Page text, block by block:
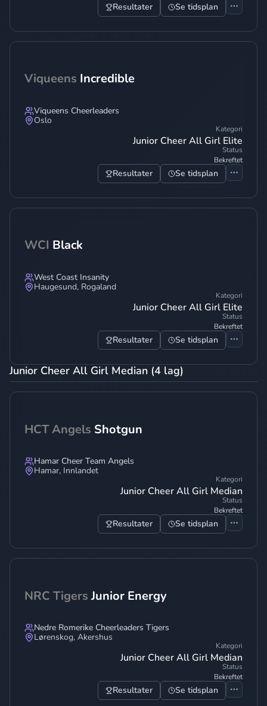
Resultater Se tidsplan
Viqueens Incredible
Viqueens Cheerleaders
Oslo
Kategori
Junior Cheer All Girl Elite
Status
Bekreftet
Resultater Se tidsplan
WCI Black
West Coast Insanity
Haugesund, Rogaland
Kategori
Junior Cheer All Girl Elite
Status
Bekreftet
Resultater Se tidsplan
Junior Cheer All Girl Median (4 lag)
HCT Angels Shotgun
Hamar Cheer Team Angels
Hamar, Innlandet
Kategori
Junior Cheer All Girl Median
Status
Bekreftet
Resultater Se tidsplan
NRC Tigers Junior Energy
Nedre Romerike Cheerleaders Tigers
Lørenskog, Akershus
Kategori
Junior Cheer All Girl Median
Status
Bekreftet
Resultater Se tidsplan